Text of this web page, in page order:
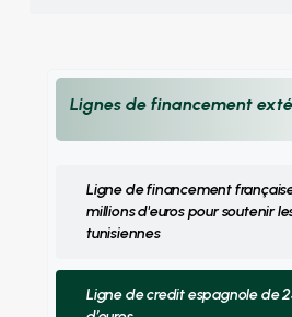
Lignes de financement
Ligne de financement
millions d'euros pour soutenir
tunisiennes
Ligne de credit espagnole de